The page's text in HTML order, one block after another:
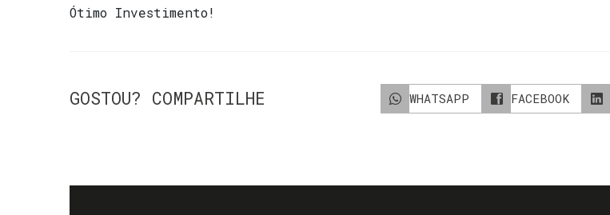
Ótimo Investimento!
GOSTOU? COMPARTILHE WHATSAPP FACEBOOK